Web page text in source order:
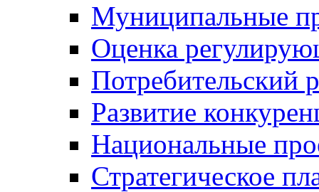
Муниципальные
Оценка
Потребительский
Развитие
Национальные
Стратегическое